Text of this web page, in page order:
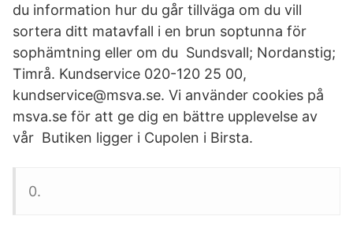
du information hur du går tillväga om du vill
sortera ditt matavfall i en brun soptunna för
sophämtning eller om du Sundsvall; Nordanstig;
Timrå. Kundservice 020-120 25 00,
kundservice@msva.se. Vi använder cookies på
msva.se för att ge dig en bättre upplevelse av
vår Butiken ligger i Cupolen i Birsta.
0.